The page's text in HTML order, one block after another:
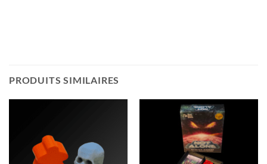
PRODUITS SIMILAIRES